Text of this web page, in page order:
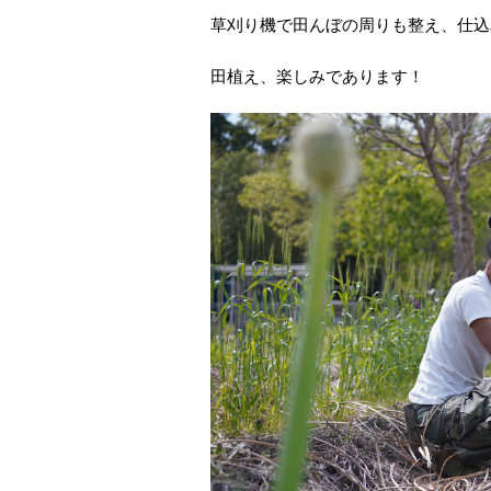
草刈り機で田んぼの周りも整え、仕
田植え、楽しみであります！